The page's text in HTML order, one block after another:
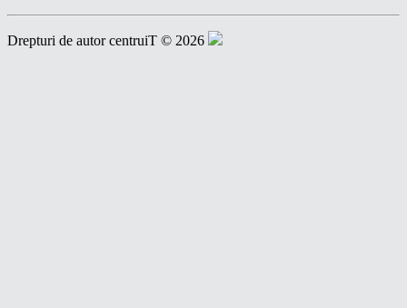
Drepturi de autor centruiT © 2026